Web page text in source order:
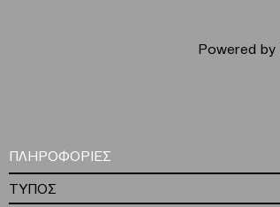
Powered by
ΠΛΗΡΟΦΟΡΙΕΣ
ΤΥΠΟΣ